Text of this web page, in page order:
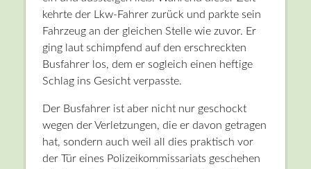
kehrte der Lkw-Fahrer zurück und parkte sein
Fahrzeug an der gleichen Stelle wie zuvor. Er
ging laut schimpfend auf den erschreckten
Busfahrer los, dem er sogleich einen heftige
Schlag ins Gesicht verpasste.
Der Busfahrer ist aber nicht nur geschockt
wegen der Verletzungen, die er davon getragen
hat, sondern auch weil all dies praktisch vor
der Tür eines Polizeikommissariats geschehen